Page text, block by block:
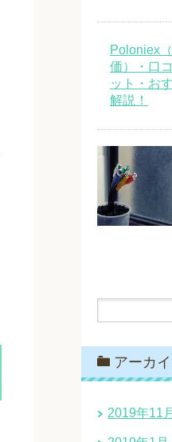
Poloniex
価）・口
ット・お
解説！
アーカ
2019年11月